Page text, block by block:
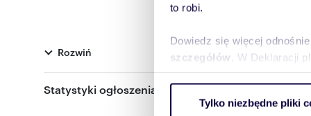
to robi.
Dowiedz się więcej
szczegółów . W Deklaracji
ruch w naszej witrynie.
Tylko niezbędne pliki
na zapleczu przygotowane instalacje pod łazienkę,
remont przeprowadzony w 2023 roku,
Rozwiń
Statystyki ogłoszenia: